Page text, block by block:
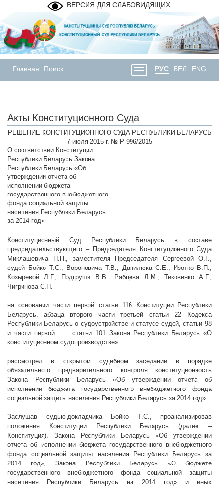
ВЕРСИЯ ДЛЯ СЛАБОВИДЯЩИХ.
Главная Поиск РУС БЕЛ ENG
Акты Конституционного Суда
РЕШЕНИЕ КОНСТИТУЦИОННОГО СУДА РЕСПУБЛИКИ БЕЛАРУСЬ
7 июля 2015 г. № Р-996/2015
О соответствии Конституции
Республики Беларусь Закона
Республики Беларусь «Об
утверждении отчета об
исполнении бюджета
государственного внебюджетного
фонда социальной защиты
населения Республики Беларусь
за 2014 год»
Конституционный Суд Республики Беларусь в составе
председательствующего – Председателя Конституционного Суда
Миклашевича П.П., заместителя Председателя Сергеевой О.Г.,
судей Бойко Т.С., Вороновича Т.В., Данилюка С.Е., Изотко В.П.,
Козыревой Л.Г., Подгруши В.В., Рябцева Л.М., Тиковенко А.Г.,
Чигринова С.П.
на основании части первой статьи 116 Конституции Республики
Беларусь, абзаца второго части третьей статьи 22 Кодекса
Республики Беларусь о судоустройстве и статусе судей, статьи 98
и части первой
статьи 101 Закона Республики Беларусь «О
конституционном судопроизводстве»
рассмотрел в открытом судебном заседании в порядке
обязательного предварительного контроля конституционность
Закона Республики Беларусь «Об утверждении отчета об
исполнении бюджета государственного внебюджетного фонда
социальной защиты населения Республики Беларусь за 2014 год».
Заслушав судью-докладчика Бойко Т.С., проанализировав
положения Конституции Республики Беларусь (далее –
Конституция), Закона Республики Беларусь «Об утверждении
отчета об исполнении бюджета государственного внебюджетного
фонда социальной защиты населения Республики Беларусь за
2014 год», Закона Республики Беларусь «О бюджете
государственного внебюджетного фонда социальной защиты
населения Республики Беларусь на 2014 год» и иных